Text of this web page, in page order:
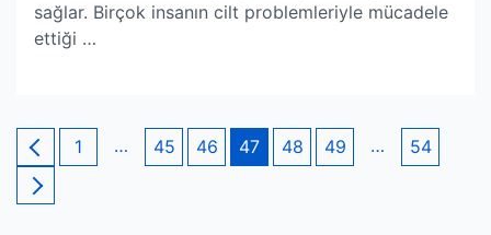
sağlar. Birçok insanın cilt problemleriyle mücadele
ettiği …
Yazı
sayfalaması
Page
1 … Page
45 Page
46 Page
47 Page
48 Page
49 … Page
54